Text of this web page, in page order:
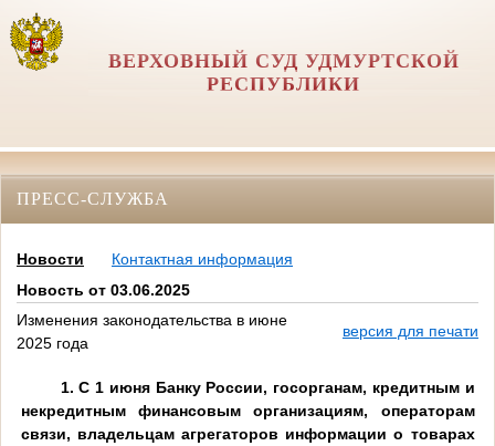
ВЕРХОВНЫЙ СУД УДМУРТСКОЙ
РЕСПУБЛИКИ
ПРЕСС-СЛУЖБА
Новости
Контактная информация
Новость от 03.06.2025
Изменения законодательства в июне
2025 года
версия для печати
1. С 1 июня Банку России, госорганам, кредитным и
некредитным финансовым организациям, операторам
связи, владельцам агрегаторов информации о товарах